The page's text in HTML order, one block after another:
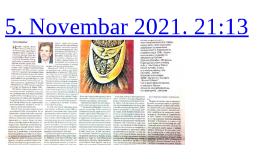
5. Novembar 2021. 21:13